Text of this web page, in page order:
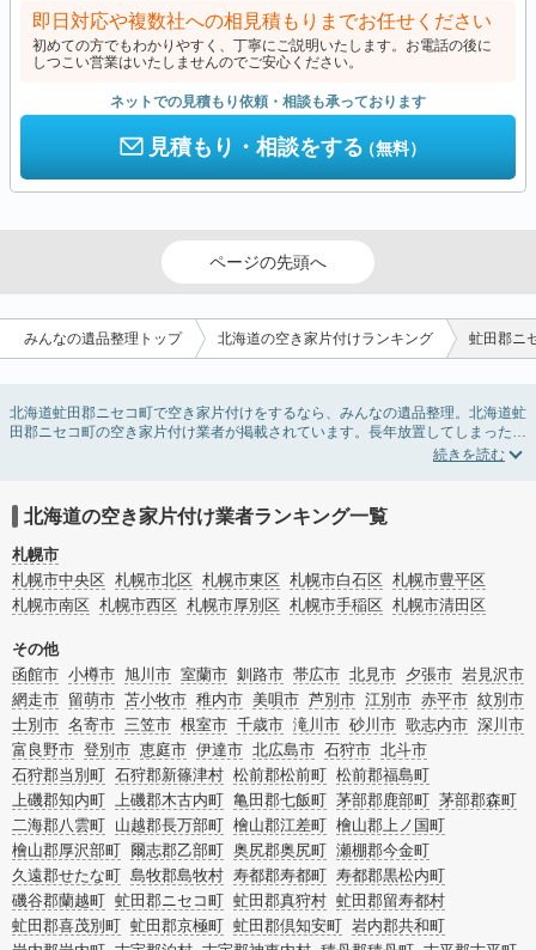
即日対応や複数社への相見積もりまでお任せください
初めての方でもわかりやすく、丁寧にご説明いたします。お電話の後に
しつこい営業はいたしませんのでご安心ください。
ネットでの見積もり依頼・相談も承っております
見積もり・相談をする（無料）
ページの先頭へ
みんなの遺品整理トップ 北海道の空き家片付けランキング 虻田郡ニ
北海道虻田郡ニセコ町で空き家片付けをするなら、みんなの遺品整理。北海道虻
田郡ニセコ町の空き家片付け業者が掲載されています。長年放置してしまった実
家の片付けや、相続したが住む予定のない親の家の不用品の処分・回収・引き取
絞り込み条件を利用し検索してみましょう。
また家一軒まるごとの掃除方法・空家対策特別措置法の法改正に伴う空き家の片
付けについての情報も豊富です。
北海道の空き家片付け業者ランキング一覧
札幌市
札幌市中央区 札幌市北区 札幌市東区 札幌市白石区 札幌市豊平区
札幌市南区 札幌市西区 札幌市厚別区 札幌市手稲区 札幌市清田区
その他
函館市 小樽市 旭川市 室蘭市 釧路市 帯広市 北見市 夕張市 岩見沢市
網走市 留萌市 苫小牧市 稚内市 美唄市 芦別市 江別市 赤平市 紋別市
士別市 名寄市 三笠市 根室市 千歳市 滝川市 砂川市 歌志内市 深川市
富良野市 登別市 恵庭市 伊達市 北広島市 石狩市 北斗市
石狩郡当別町 石狩郡新篠津村 松前郡松前町 松前郡福島町
上磯郡知内町 上磯郡木古内町 亀田郡七飯町 茅部郡鹿部町 茅部郡森町
二海郡八雲町 山越郡長万部町 檜山郡江差町 檜山郡上ノ国町
檜山郡厚沢部町 爾志郡乙部町 奥尻郡奥尻町 瀬棚郡今金町
久遠郡せたな町 島牧郡島牧村 寿都郡寿都町 寿都郡黒松内町
磯谷郡蘭越町 虻田郡ニセコ町 虻田郡真狩村 虻田郡留寿都村
虻田郡喜茂別町 虻田郡京極町 虻田郡倶知安町 岩内郡共和町